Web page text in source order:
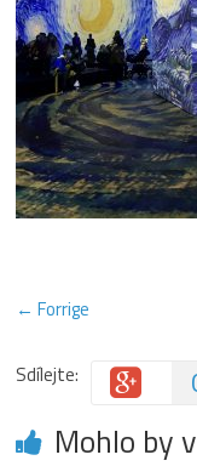
← Forrige
Sdílejte:
Mohlo by